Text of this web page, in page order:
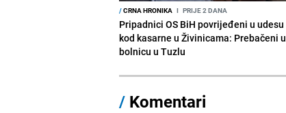
/CRNA HRONIKA I PRIJE 2 DANA
Pripadnici OS BiH povrijeđeni u udesu
kod kasarne u Živinicama: Prebačeni u
bolnicu u Tuzlu
/ Komentari